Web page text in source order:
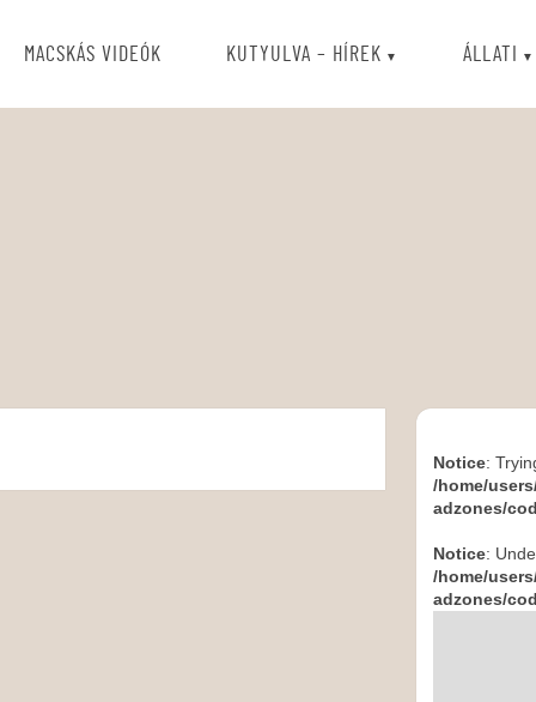
MACSKÁS VIDEÓK KUTYULVA – HÍREK ÁLLATI
Notice:
/home/
adzones/
Notice:
/home/
adzones/